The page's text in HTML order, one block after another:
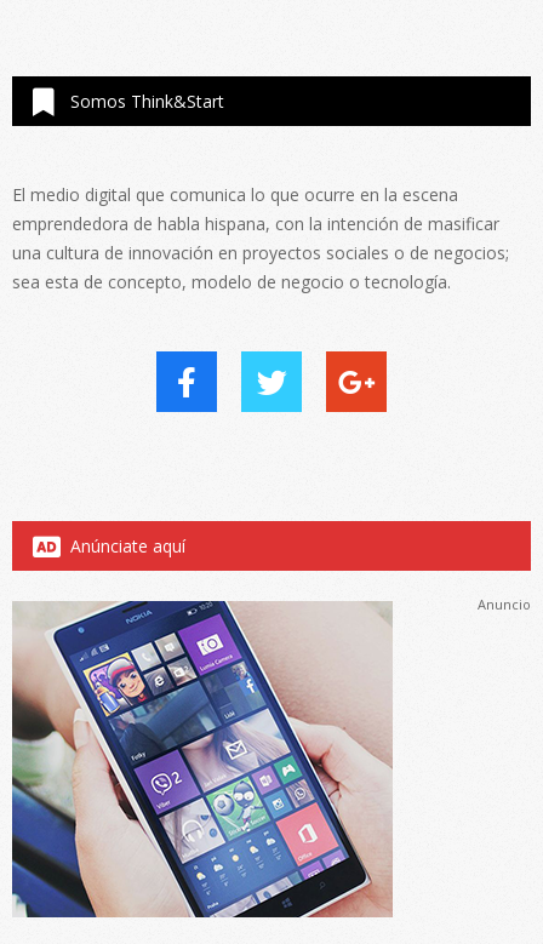
Somos Think&Start
El medio digital que comunica lo que ocurre en la escena
emprendedora de habla hispana, con la intención de masificar
una cultura de innovación en proyectos sociales o de negocios;
sea esta de concepto, modelo de negocio o tecnología.
Anúnciate aquí
Anuncio